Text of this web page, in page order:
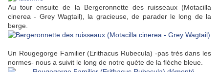
Au tour ensuite de la Bergeronnette des ruisseaux (Motacilla
cinerea - Grey Wagtail), la gracieuse, de parader le long de la
berge.
Un Rougegorge Familier (Erithacus Rubecula) -pas très dans les
normes- nous a suivit le long de notre quète de la flèche bleue.